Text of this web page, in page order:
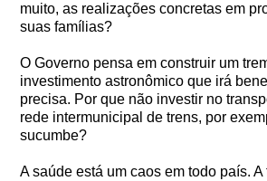
muito, as realizações concretas em
suas famílias?
O Governo pensa em construir um
investimento astronômico que irá
precisa. Por que não investir no
rede intermunicipal de trens, por
sucumbe?
A saúde está um caos em todo país.